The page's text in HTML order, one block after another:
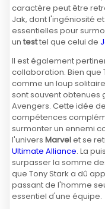
caractère peut être
Jak, dont l'ingéniosité
essentielles pour
un testtel que celui de
Il est également
collaboration. Bien que
comme un loup
sont souvent obtenues
Avengers. Cette idée
compétences
surmonter un ennemi
l'univers Marvelet se
Ultimate Alliance. La
surpasser la somme
que Tony Stark a dû
passant de l'homme
essentiel d'une équipe.